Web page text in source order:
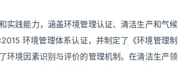
实践能力，涵盖环境管理认证、清洁生产和气候
环境管理体系认证，并制定了《环境管理制
环境因素识别与评价的管理机制。在清洁生产领